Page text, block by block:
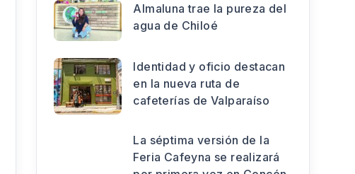
Almaluna trae la pureza del
agua de Chiloé
Identidad y oficio destacan
en la nueva ruta de
cafeterías de Valparaíso
La séptima versión de la
Feria Cafeyna se realizará